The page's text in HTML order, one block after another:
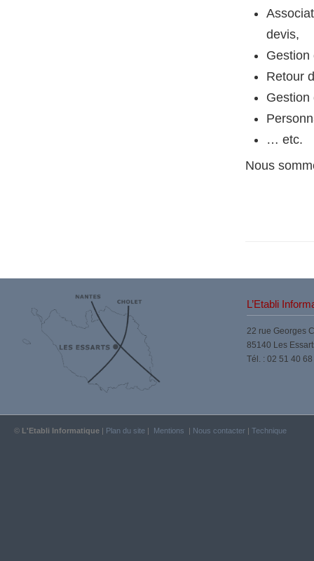
devis,
Gestion
Retour
Gestion
… etc.
Nous
L’Etabli
22 rue Georges
85140 Les
Tél. : 02 51 40
© L'Etabli Informatique | Plan du site | Mentions | Nous contacter | Technique